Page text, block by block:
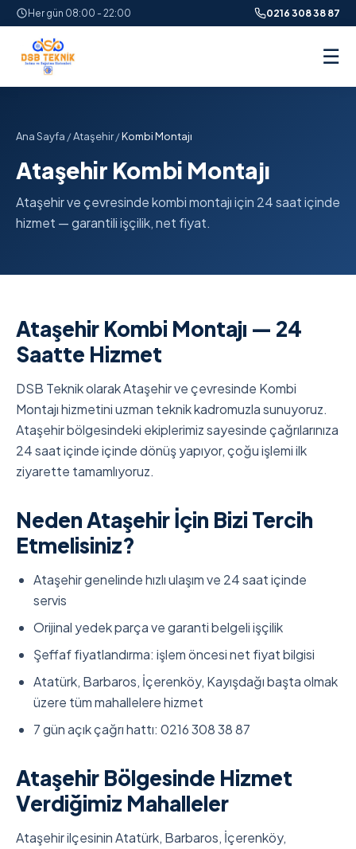
Her gün 08:00 - 22:00 0216 308 38 87
☰
Ana Sayfa /Ataşehir/Kombi Montajı
Ataşehir Kombi Montajı
Ataşehir ve çevresinde kombi montajı için 24 saat içinde
hizmet — garantili işçilik, net fiyat.
Ataşehir Kombi Montajı — 24
Saatte Hizmet
DSB Teknik olarak Ataşehir ve çevresinde Kombi
Montajı hizmetini uzman teknik kadromuzla sunuyoruz.
Ataşehir bölgesindeki ekiplerimiz sayesinde çağrılarınıza
24 saat içinde içinde dönüş yapıyor, çoğu işlemi ilk
ziyarette tamamlıyoruz.
Neden Ataşehir İçin Bizi Tercih
Etmelisiniz?
Ataşehir genelinde hızlı ulaşım ve 24 saat içinde
servis
Orijinal yedek parça ve garanti belgeli işçilik
Şeffaf fiyatlandırma: işlem öncesi net fiyat bilgisi
Atatürk, Barbaros, İçerenköy, Kayışdağı başta olmak
üzere tüm mahallelere hizmet
7 gün açık çağrı hattı: 0216 308 38 87
Ataşehir Bölgesinde Hizmet
Verdiğimiz Mahalleler
Ataşehir ilçesinin Atatürk, Barbaros, İçerenköy,